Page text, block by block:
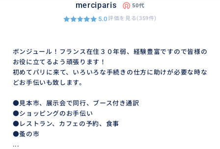
merciparis 50代
5.0評価を見る(359件)
ボンジュール！フランス在住３０年弱、経験豊富ですので皆様の
お役に立てるよう頑張ります！
初めてパリに来て、いろいろな手続きの仕方に助けが必要な時な
どお手伝いも致します。
●見本市、展示会で同行、ブース付き通訳
●ショッピングのお手伝い
●レストラン、カフェの予約、食事
●蚤の市
...